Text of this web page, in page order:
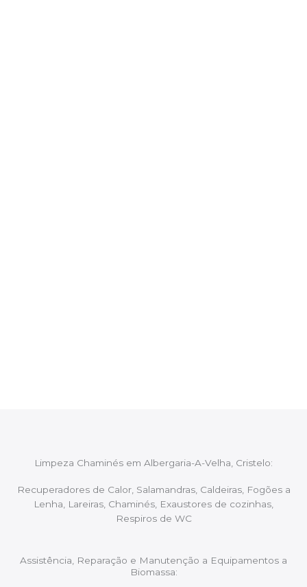
Limpeza Chaminés em Albergaria-A-Velha, Cristelo:
Recuperadores de Calor, Salamandras, Caldeiras, Fogões a
Lenha, Lareiras, Chaminés, Exaustores de cozinhas,
Respiros de WC
Assistência, Reparação e Manutenção a Equipamentos a
Biomassa: